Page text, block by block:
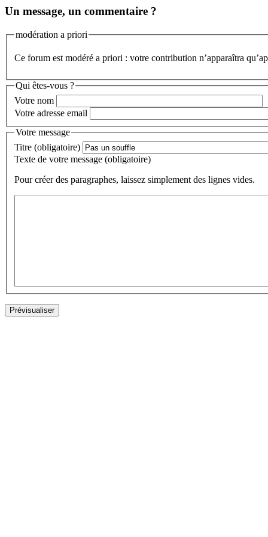
Un message, un commentaire ?
modération a priori
Ce forum est modéré a priori : votre contribution n’apparaîtra
Qui êtes-vous ?
Votre nom
Votre adresse email
Votre message
Titre (obligatoire)
Texte de votre message (obligatoire)
Pour créer des paragraphes, laissez simplement des lignes vides.